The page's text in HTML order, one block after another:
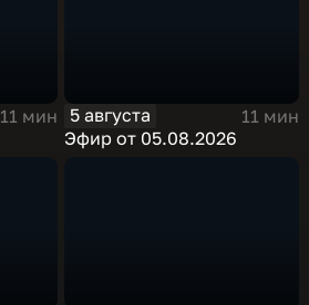
11 мин
5 августа
11 мин
Эфир от 05.08.2026